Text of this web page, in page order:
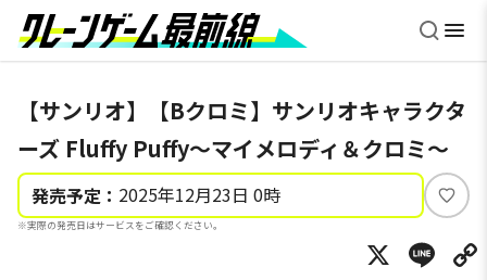
【サンリオ】【Bクロミ】サンリオキャラクタ
ーズ Fluffy Puffy～マイメロディ＆クロミ～
発売予定： 2025年12月23日 0時
※実際の発売日はサービスをご確認ください。
い
ね
X